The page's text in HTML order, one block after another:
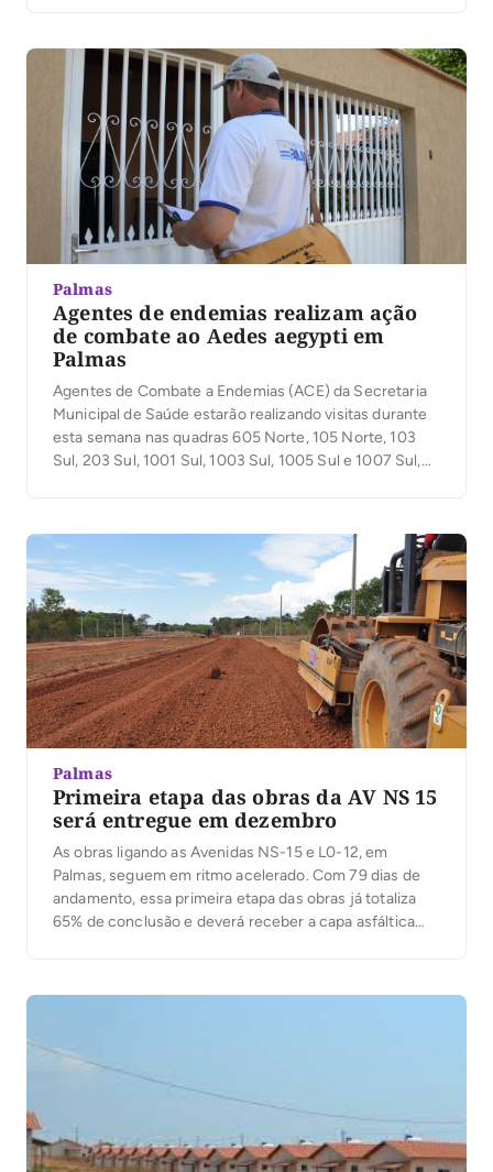
Econômica Federal, e […]
Palmas
Agentes de endemias realizam ação
de combate ao Aedes aegypti em
Palmas
Agentes de Combate a Endemias (ACE) da Secretaria
Municipal de Saúde estarão realizando visitas durante
esta semana nas quadras 605 Norte, 105 Norte, 103
Sul, 203 Sul, 1001 Sul, 1003 Sul, 1005 Sul e 1007 Sul,
Palmas
Primeira etapa das obras da AV NS 15
será entregue em dezembro
As obras ligando as Avenidas NS-15 e L0-12, em
Palmas, seguem em ritmo acelerado. Com 79 dias de
andamento, essa primeira etapa das obras já totaliza
65% de conclusão e deverá receber a capa asfáltica
TO-010,TO-050 […]